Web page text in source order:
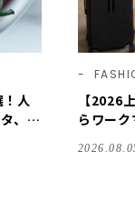
人
、ご
【2026
らワー